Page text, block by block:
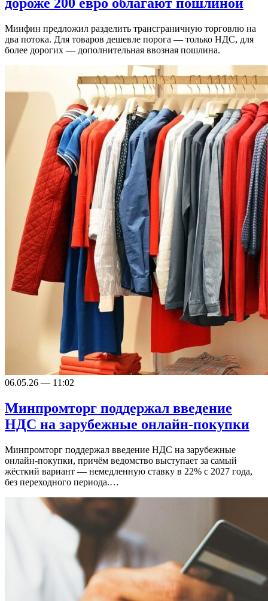
Минфин предложил разделить трансграничную торговлю на
два потока. Для товаров дешевле порога — только НДС, для
более дорогих — дополнительная ввозная пошлина.
06.05.26 — 11:02
Минпромторг поддержал введение
НДС на зарубежные онлайн-покупки
Минпромторг поддержал введение НДС на зарубежные
онлайн-покупки, причём ведомство выступает за самый
жёсткий вариант — немедленную ставку в 22% с 2027 года,
без переходного периода.…